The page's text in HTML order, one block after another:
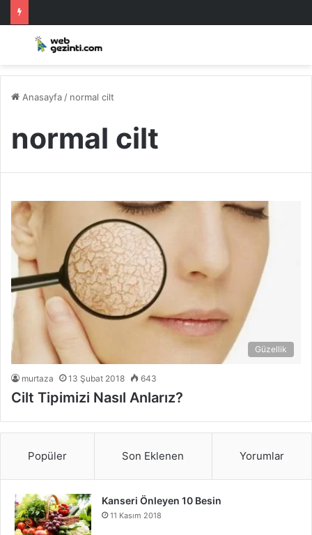
Anasayfa / normal cilt
normal cilt
Güzellik
murtaza 13 Şubat 2018 643
Cilt Tipimizi Nasıl Anlarız?
Popüler Son Eklenen Yorumlar
Kanseri Önleyen 10 Besin
11 Kasım 2018